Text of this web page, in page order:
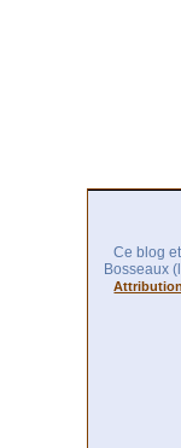
Ce blog
Bosseaux